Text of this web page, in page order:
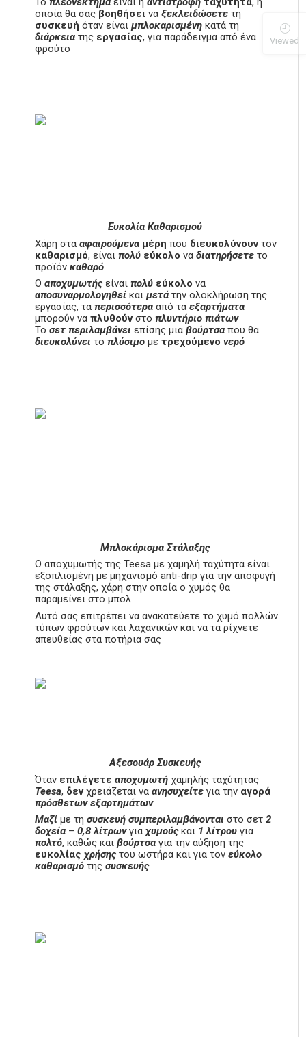
οποία θα σας βοηθήσει να ξεκλειδώσετε τη
συσκευή όταν είναι μπλοκαρισμένη κατά τη
διάρκεια της εργασίας, για παράδειγμα από ένα
φρούτο
Ευκολία Καθαρισμού
Χάρη στα αφαιρούμενα μέρη που διευκολύνουντον
καθαρισμό, είναι πολύ εύκολο να διατηρήσετε το
προϊόν καθαρό
Ο αποχυμωτής είναι πολύ εύκολο να
αποσυναρμολογηθεί και μετά την ολοκλήρωση της
εργασίας, τα περισσότερα από τα εξαρτήματα
μπορούν να πλυθούνστο πλυντήριο πιάτων
Το σετ περιλαμβάνει επίσης μια βούρτσα που θα
διευκολύνει το πλύσιμο με τρεχούμενο νερό
Μπλοκάρισμα Στάλαξης
Ο αποχυμωτής της Teesa με χαμηλή ταχύτητα είναι
εξοπλισμένη με μηχανισμό anti-drip για την αποφυγή
της στάλαξης, χάρη στην οποία ο χυμός θα
παραμείνει στο μπολ
Αυτό σας επιτρέπει να ανακατεύετε το χυμό πολλών
τύπων φρούτων και λαχανικών και να τα ρίχνετε
απευθείας στα ποτήρια σας
Αξεσουάρ Συσκευής
Όταν επιλέγετε αποχυμωτή χαμηλής ταχύτητας
Teesa, δενχρειάζεται να ανησυχείτε για την αγορά
πρόσθετων εξαρτημάτων
Μαζί με τη συσκευή συμπεριλαμβάνονται στο σετ 2
δοχεία – 0,8 λίτρωνγια χυμούς και 1 λίτρου για
πολτό, καθώς και βούρτσα για την αύξηση της
ευκολίας χρήσης του ωστήρα και για τον εύκολο
καθαρισμό της συσκευής
Viewed